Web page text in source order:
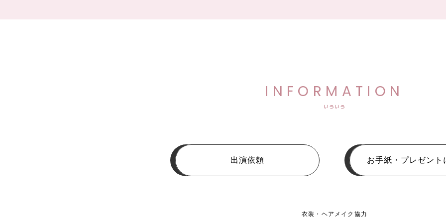
INFORMATION
いろいろ
出演依頼 お手紙・プレゼント
衣装・ヘアメイク協力